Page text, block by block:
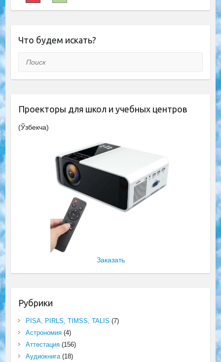
Что будем искать?
Поиск
Проекторы для школ и учебных центров
(Ўзбекча)
Заказать
Рубрики
PISA, PIRLS, TIMSS, TALIS (7)
Астрономия(4)
Аттестация(156)
Аудиокнига(18)